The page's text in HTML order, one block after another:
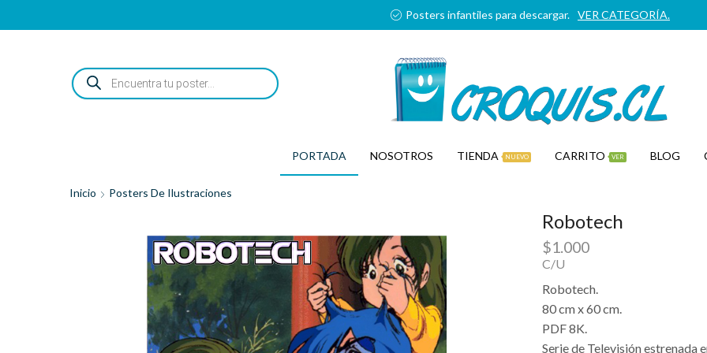
Posters infantiles para descargar. VER CATEGORÍA.
ENCUENTRA
TU
POSTER...
PORTADA NOSOTROS TIENDA NUEVO CARRITO VER BLOG
Inicio Posters De Ilustraciones
Robotech
$1.000
C/U
Robotech.
80 cm x 60 cm.
PDF 8K.
Serie de Televisión estrenada